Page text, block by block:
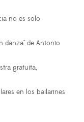
no es solo
danza" de Antonio
gratuita,
en los bailarines